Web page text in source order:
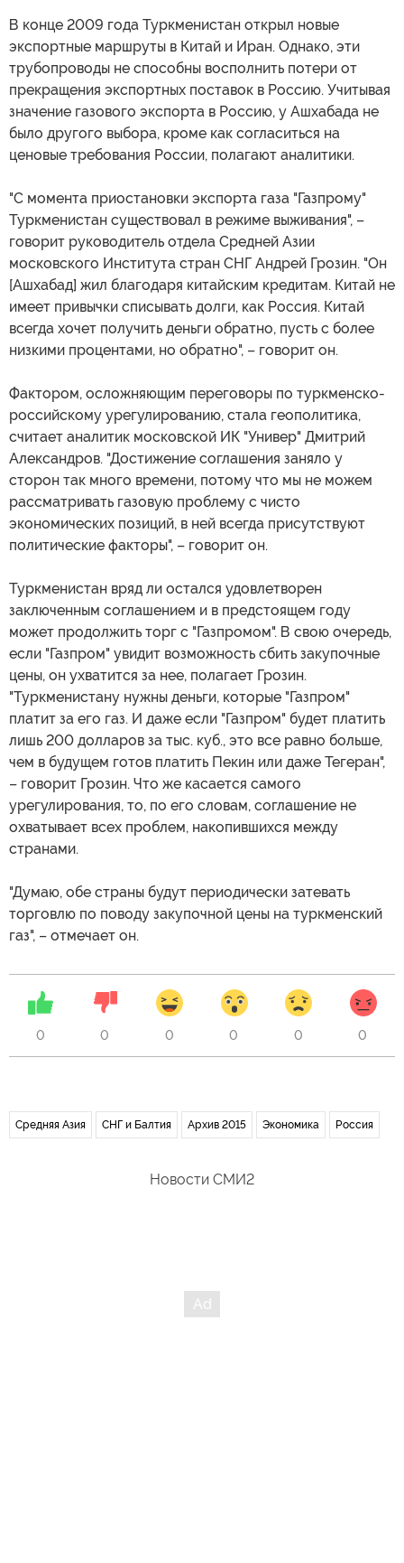
В конце 2009 года Туркменистан открыл новые
экспортные маршруты в Китай и Иран. Однако, эти
трубопроводы не способны восполнить потери от
прекращения экспортных поставок в Россию. Учитывая
значение газового экспорта в Россию, у Ашхабада не
было другого выбора, кроме как согласиться на
ценовые требования России, полагают аналитики.
"С момента приостановки экспорта газа "Газпрому"
Туркменистан существовал в режиме выживания", –
говорит руководитель отдела Средней Азии
московского Института стран СНГ Андрей Грозин. "Он
[Ашхабад] жил благодаря китайским кредитам. Китай не
имеет привычки списывать долги, как Россия. Китай
всегда хочет получить деньги обратно, пусть с более
низкими процентами, но обратно", – говорит он.
Фактором, осложняющим переговоры по туркменско-
российскому урегулированию, стала геополитика,
считает аналитик московской ИК "Универ" Дмитрий
Александров. "Достижение соглашения заняло у
сторон так много времени, потому что мы не можем
рассматривать газовую проблему с чисто
экономических позиций, в ней всегда присутствуют
политические факторы", – говорит он.
Туркменистан вряд ли остался удовлетворен
заключенным соглашением и в предстоящем году
может продолжить торг с "Газпромом". В свою очередь,
если "Газпром" увидит возможность сбить закупочные
цены, он ухватится за нее, полагает Грозин.
"Туркменистану нужны деньги, которые "Газпром"
платит за его газ. И даже если "Газпром" будет платить
лишь 200 долларов за тыс. куб., это все равно больше,
чем в будущем готов платить Пекин или даже Тегеран",
– говорит Грозин. Что же касается самого
урегулирования, то, по его словам, соглашение не
охватывает всех проблем, накопившихся между
странами.
"Думаю, обе страны будут периодически затевать
торговлю по поводу закупочной цены на туркменский
газ", – отмечает он.
0 0 0 0 0 0
Средняя Азия СНГ и Балтия Архив 2015 Экономика Россия
Новости СМИ2